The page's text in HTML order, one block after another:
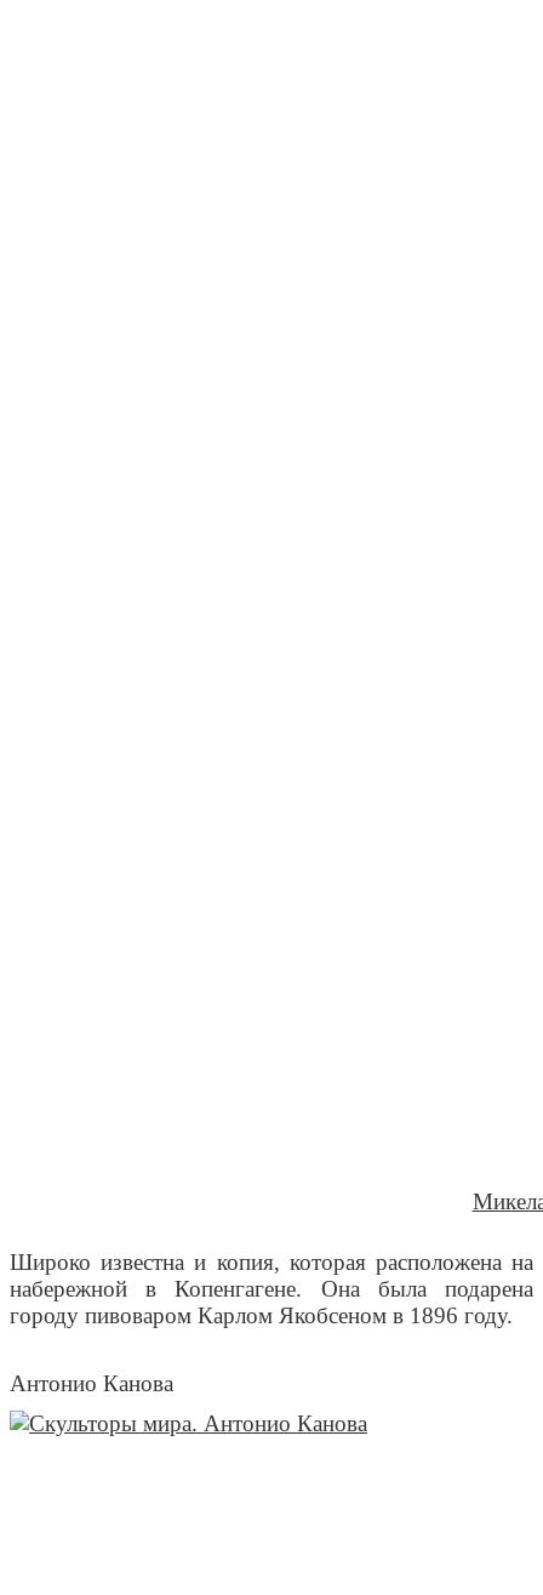
Широко известна и копия, которая расположена на
набережной в Копенгагене. Она была подарена
городу пивоваром Карлом Якобсеном в 1896 году.
Антонио Канова